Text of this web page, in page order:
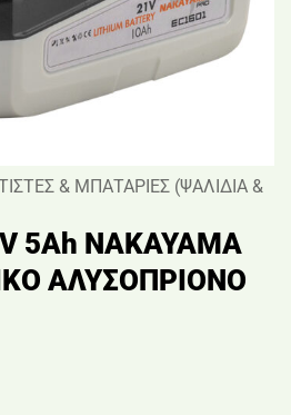
& ΜΠΑΤΑΡΙΕΣ (ΨΑΛΙΔΙΑ &
5Ah NAKAYAMA
ΑΛΥΣΟΠΡΙΟΝΟ